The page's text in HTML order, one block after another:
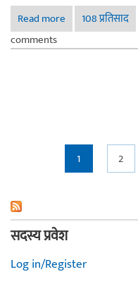
Read more about पुण्यातील
108 प्रतिसाद
comments
1 2
सदस्य प्रवेश
Log in/Register